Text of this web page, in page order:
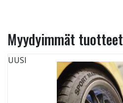
Myydyimmät tuotteet
UUSI